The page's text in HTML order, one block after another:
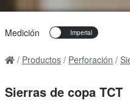
Medición
Productos Perforación
Sierras de copa TCT